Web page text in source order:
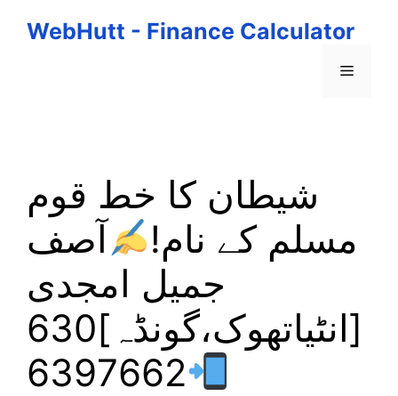
WebHutt - Finance Calculator
Menu
شیطان کا خط قوم
مسلم کے نام!
آصف
جمیل امجدی
[انٹیاتھوک،گونڈہ]630
6397662